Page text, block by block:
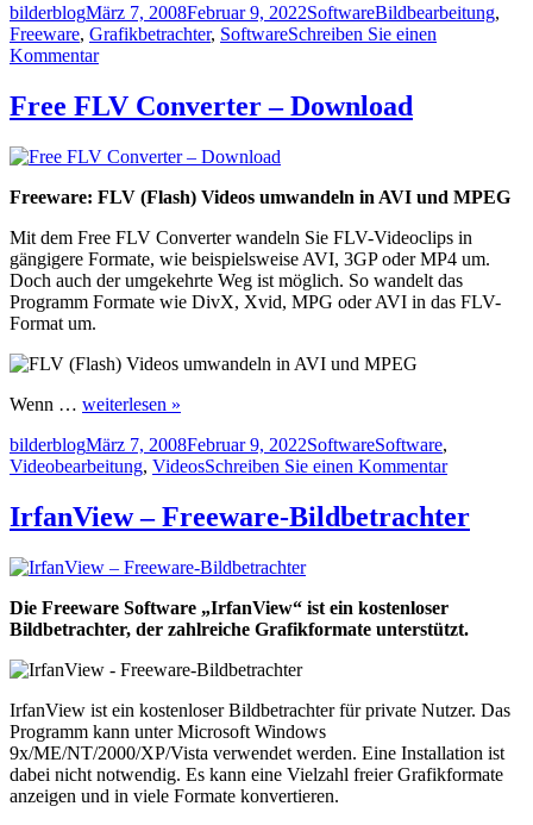
Autor
bilderblogVeröffentlicht
am
März 7, 2008Februar 9, 2022Kategorien
SoftwareSchlagwörter
Bildbearbeitung,
Freeware, Grafikbetrachter, SoftwareSchreiben Sie einen
Kommentarzu
–
Freeware
–
Free FLV Converter – Download
Freeware: FLV (Flash) Videos umwandeln in AVI und MPEG
Mit dem Free FLV Converter wandeln Sie FLV-Videoclips in
gängigere Formate, wie beispielsweise AVI, 3GP oder MP4 um.
Doch auch der umgekehrte Weg ist möglich. So wandelt das
Programm Formate wie DivX, Xvid, MPG oder AVI in das FLV-
Format um.
Wenn … weiterlesen »
Autor
bilderblogVeröffentlicht
am
März 7, 2008Februar 9, 2022Kategorien
SoftwareSchlagwörter
Software,
Videobearbeitung, VideosSchreiben Sie einen Kommentarzu
Converter
IrfanView – Freeware-Bildbetrachter
Die Freeware Software „IrfanView“ ist ein kostenloser
Bildbetrachter, der zahlreiche Grafikformate unterstützt.
IrfanView ist ein kostenloser Bildbetrachter für private Nutzer. Das
Programm kann unter Microsoft Windows
9x/ME/NT/2000/XP/Vista verwendet werden. Eine Installation ist
dabei nicht notwendig. Es kann eine Vielzahl freier Grafikformate
anzeigen und in viele Formate konvertieren.